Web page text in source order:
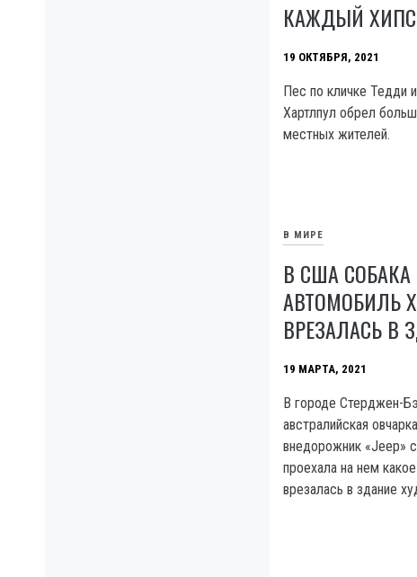
КАЖДЫЙ
19 ОКТЯБРЯ, 2021
Пес по кличке Тедди
Хартлпул обрел
местных жителей.
В МИРЕ
В США СОБАКА
АВТОМОБИЛЬ
ВРЕЗАЛАСЬ В
19 МАРТА, 2021
В городе Стерджен-
австралийская
внедорожник «Jeep»
проехала на нем
врезалась в здание